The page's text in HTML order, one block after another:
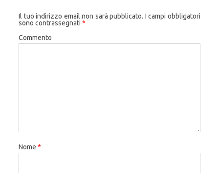
Il tuo indirizzo email non sarà pubblicato. I campi obbligatori
sono contrassegnati *
Commento
Nome *